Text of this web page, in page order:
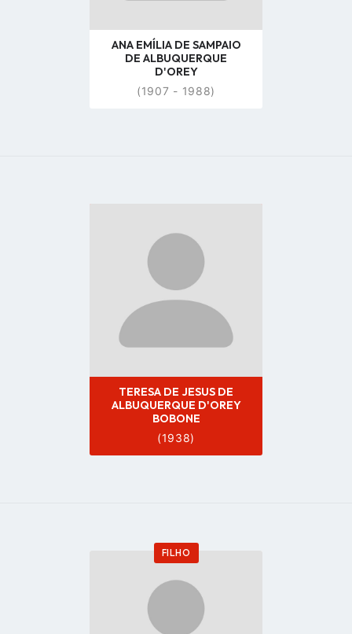
ANA EMÍLIA DE SAMPAIO
DE ALBUQUERQUE
D'OREY
(1907 - 1988)
profile
page
TERESA DE JESUS DE
ALBUQUERQUE D'OREY
BOBONE
(1938)
FILHO
Go
profile
page